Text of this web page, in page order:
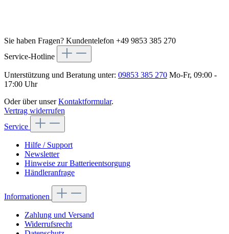
Sie haben Fragen? Kundentelefon +49 9853 385 270
Service-Hotline
Unterstützung und Beratung unter: 09853 385 270 Mo-Fr, 09:00 -
17:00 Uhr
Oder über unserKontaktformular.
Vertrag widerrufen
Service
Hilfe / Support
Newsletter
Hinweise zur Batterieentsorgung
Händleranfrage
Informationen
Zahlung und Versand
Widerrufsrecht